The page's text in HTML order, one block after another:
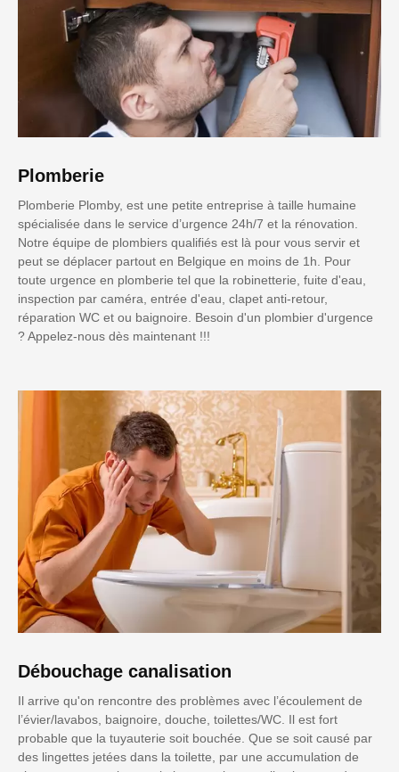
Plomberie
Plomberie Plomby, est une petite entreprise à taille humaine
spécialisée dans le service d’urgence 24h/7 et la rénovation.
Notre équipe de plombiers qualifiés est là pour vous servir et
peut se déplacer partout en Belgique en moins de 1h. Pour
toute urgence en plomberie tel que la robinetterie, fuite d'eau,
inspection par caméra, entrée d'eau, clapet anti-retour,
réparation WC et ou baignoire. Besoin d'un plombier d'urgence
? Appelez-nous dès maintenant !!!
Débouchage canalisation
Il arrive qu'on rencontre des problèmes avec l’écoulement de
l’évier/lavabos, baignoire, douche, toilettes/WC. Il est fort
probable que la tuyauterie soit bouchée. Que se soit causé par
des lingettes jetées dans la toilette, par une accumulation de